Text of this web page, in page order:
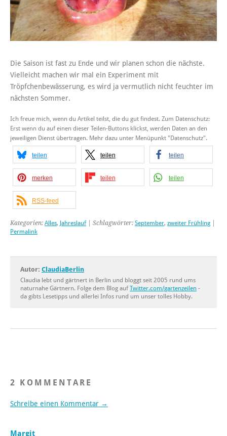
Die Saison ist fast zu Ende und wir planen schon die nächste.
Vielleicht machen wir mal ein Experiment mit
Tröpfchenbewässerung, es wird ja vermutlich nicht feuchter im
nächsten Sommer.
Ich freue mich, wenn du Artikel teilst, die du gut findest. Zum Datenschutz:
Erst wenn du auf einen dieser Teilen-Buttons klickst, werden Daten an den
jeweiligen Dienst übertragen. Mehr dazu unter Menüpunkt "Datenschutz".
teilen teilen teilen
merken teilen teilen
RSS-feed
Kategorien: Alles, Jahreslauf| Schlagwörter: September, zweiter Frühling
Permalink
Autor: ClaudiaBerlin
Claudia lebt und gärtnert in Berlin und bloggt seit 2005 rund ums
naturnahe Gärtnern. Folge dem Blog aufTwitter.com/gartenzeilen -
da gibts Lesetipps und allerlei Infos rund um unser tolles Hobby.
2 KOMMENTARE
Schreibe einen Kommentar →
Margit